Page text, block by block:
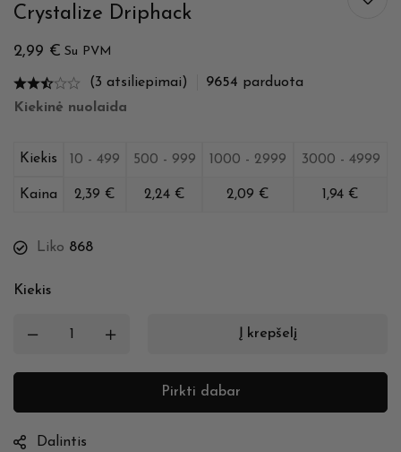
Crystalize Driphack
2,99 € Su PVM
(3 atsiliepimai) 9654 parduota
Kiekinė nuolaida
Kiekis 10 - 499 500 - 999 1000 - 2999 3000 - 4999
Kaina 2,39 € 2,24 € 2,09 € 1,94 €
Liko 868
Kiekis
Į krepšelį
Pirkti dabar
Dalintis